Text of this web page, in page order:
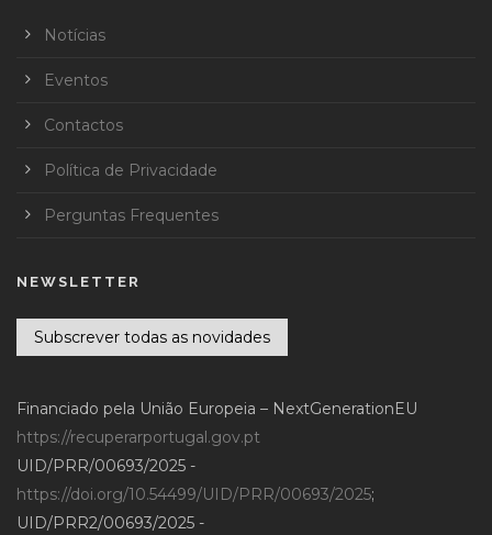
Notícias
Eventos
Contactos
Política de Privacidade
Perguntas Frequentes
NEWSLETTER
Subscrever todas as novidades
Financiado pela União Europeia – NextGenerationEU
https://recuperarportugal.gov.pt
UID/PRR/00693/2025 -
https://doi.org/10.54499/UID/PRR/00693/2025;
UID/PRR2/00693/2025 -